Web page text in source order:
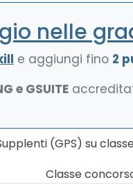
nelle
e aggiungi fino 2
e GSUITE
(GPS) su
Classe